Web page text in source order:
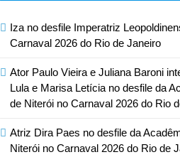
Iza no desfile Imperatriz
Carnaval 2026 do Rio de Janeiro
Ator Paulo Vieira e Juliana Baroni
Lula e Marisa Letícia no desfile da
de Niterói no Carnaval 2026 do Rio
Atriz Dira Paes no desfile da
Niterói no Carnaval 2026 do Rio de